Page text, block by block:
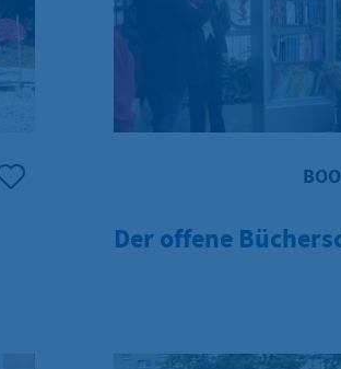
Der offene